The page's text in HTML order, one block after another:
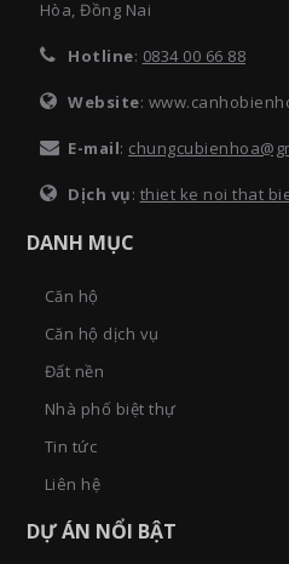
Hòa, Đồng Nai
Hotline: 0834 00 66 88
Website:
E-mail:
Dịch vụ: thiet ke noi that
DANH MỤC
Căn hộ
Căn hộ dịch vụ
Đất nền
Nhà phố biệt thự
Tin tức
Liên hệ
DỰ ÁN NỔI BẬT